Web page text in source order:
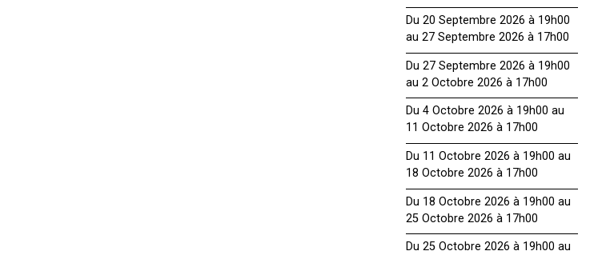
Du 20 Septembre 2026 à 19h00
au 27 Septembre 2026 à 17h00
Du 27 Septembre 2026 à 19h00
au 2 Octobre 2026 à 17h00
Du 4 Octobre 2026 à 19h00 au
11 Octobre 2026 à 17h00
Du 11 Octobre 2026 à 19h00 au
18 Octobre 2026 à 17h00
Du 18 Octobre 2026 à 19h00 au
25 Octobre 2026 à 17h00
Du 25 Octobre 2026 à 19h00 au